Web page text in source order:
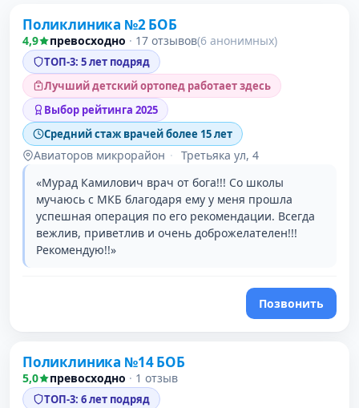
1 место в рейтинге
Поликлиника №2 БОБ
4,9 превосходно · 17 отзывов(6 анонимных)
ТОП-3: 5 лет подряд
Лучший детский ортопед работает здесь
Выбор рейтинга 2025
Средний стаж врачей более 15 лет
Авиаторов микрорайон · Третьяка ул, 4
«Мурад Камилович врач от бога!!! Со школы
мучаюсь с МКБ благодаря ему у меня прошла
успешная операция по его рекомендации. Всегда
вежлив, приветлив и очень доброжелателен!!!
Рекомендую!!»
Позвонить
2 место в рейтинге
Поликлиника №14 БОБ
5,0 превосходно · 1 отзыв
ТОП-3: 6 лет подряд